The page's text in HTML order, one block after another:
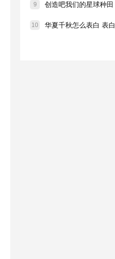
9 创造吧我们的星球种田
10 华夏千秋怎么表白 表白